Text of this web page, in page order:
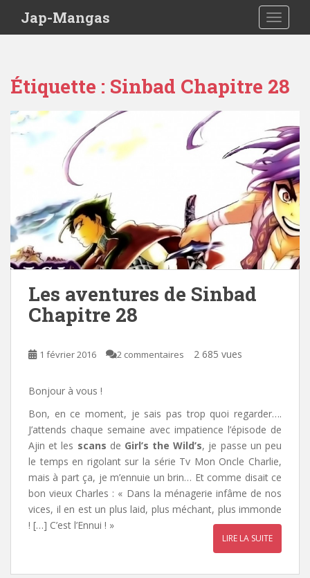
Jap-Mangas
Étiquette : Sinbad Chapitre 28
Les aventures de Sinbad
Chapitre 28
1 février 2016 2 commentaires 2 685 vues
Bonjour à vous !
Bon, en ce moment, je sais pas trop quoi regarder….
J’attends chaque semaine avec impatience l’épisode de
Ajin et les scans de Girl’s the Wild’s, je passe un peu
le temps en rigolant sur la série Tv Mon Oncle Charlie,
mais à part ça, je m’ennuie un brin… Et comme disait ce
bon vieux Charles : « Dans la ménagerie infâme de nos
vices, il en est un plus laid, plus méchant, plus immonde
! […] C’est l’Ennui ! »
LIRE LA SUITE